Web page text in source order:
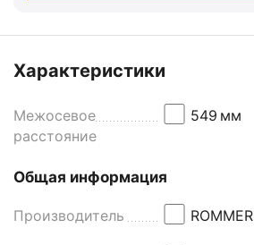
Характеристики
Межосевое
расстояние
549 мм
Общая информация
Производитель ROMMER